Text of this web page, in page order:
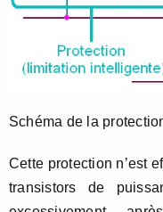
Schéma de la
Cette protection n’est
transistors de